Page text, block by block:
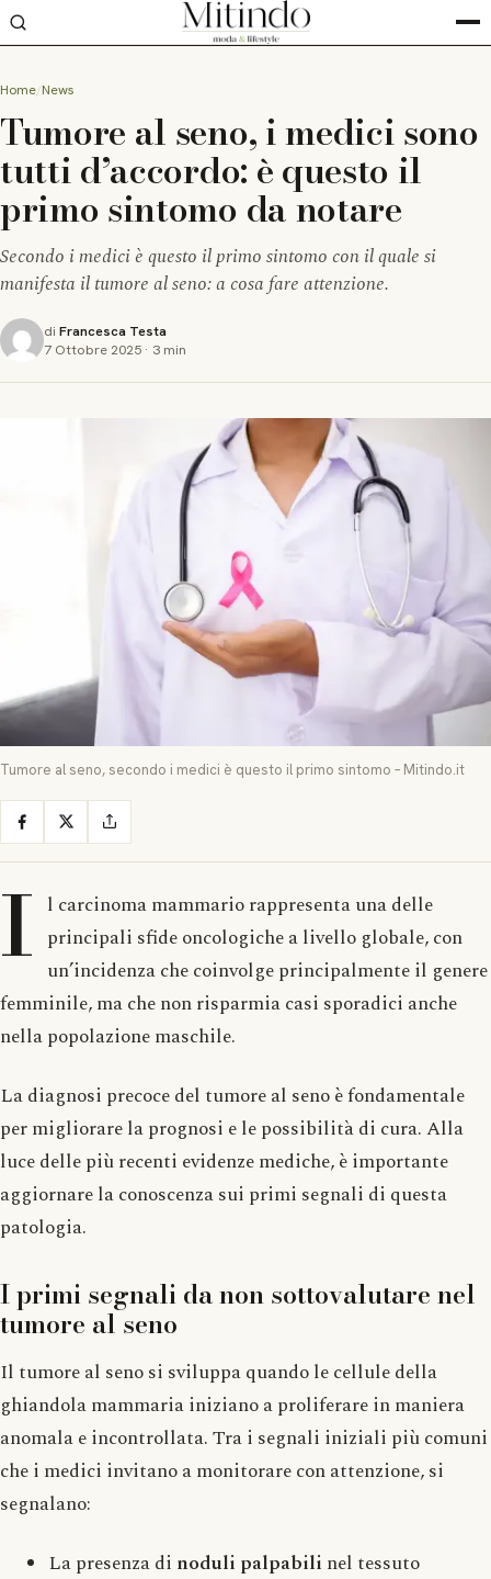
Home News
Tumore al seno, i medici sono
tutti d’accordo: è questo il
primo sintomo da notare
Secondo i medici è questo il primo sintomo con il quale si
manifesta il tumore al seno: a cosa fare attenzione.
di Francesca Testa
7 Ottobre 2025 · 3 min
Tumore al seno, secondo i medici è questo il primo sintomo – Mitindo.it
I l carcinoma mammario rappresenta una delle
principali sfide oncologiche a livello globale, con
un’incidenza che coinvolge principalmente il genere
femminile, ma che non risparmia casi sporadici anche
nella popolazione maschile.
La diagnosi precoce del tumore al seno è fondamentale
per migliorare la prognosi e le possibilità di cura. Alla
luce delle più recenti evidenze mediche, è importante
aggiornare la conoscenza sui primi segnali di questa
patologia.
I primi segnali da non sottovalutare nel
tumore al seno
Il tumore al seno si sviluppa quando le cellule della
ghiandola mammaria iniziano a proliferare in maniera
anomala e incontrollata. Tra i segnali iniziali più comuni
che i medici invitano a monitorare con attenzione, si
segnalano:
La presenza di noduli palpabili nel tessuto